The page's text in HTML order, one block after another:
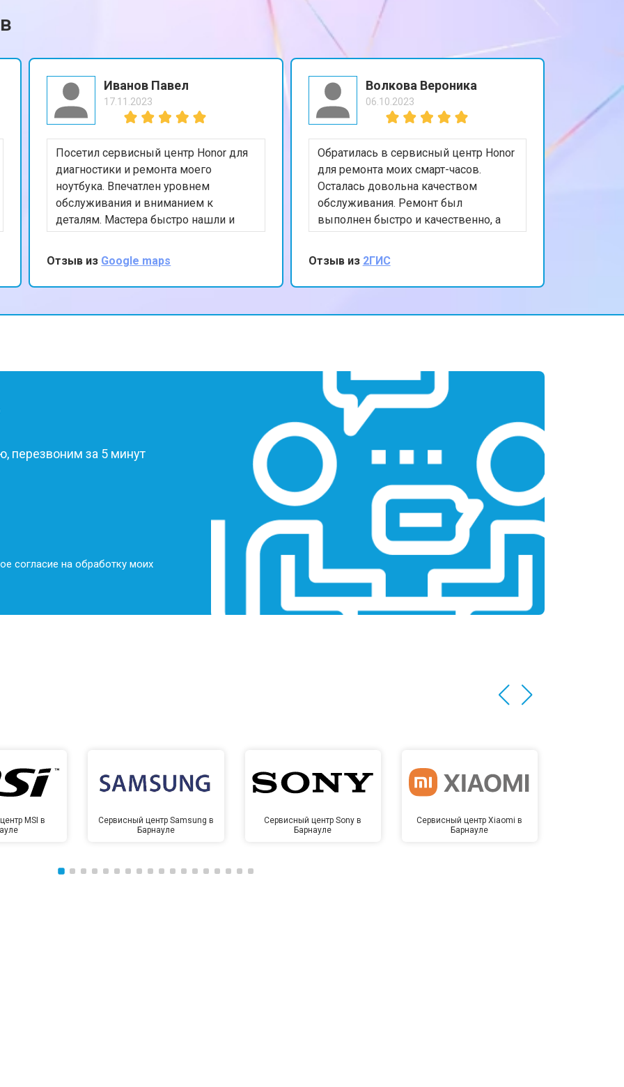
от 1750 ₽
от 60 мин от 2750 ₽ Заказать
от 60 мин от 1450 ₽ Заказать
Иванов Павел
17.11.2023
Посетил сервисный центр Honor для
диагностики и ремонта моего
ноутбука. Впечатлен уровнем
обслуживания и вниманием к
деталям. Мастера быстро нашли и
устранили проблему, а также
предоставили полезные советы по
уходу за устройством. Ценю ваш
профессионализм и рекомендую
Отзыв из Google maps
Волкова Вероника
06.10.2023
Обратилась в сервисный центр Honor
для ремонта моих смарт-часов.
Осталась довольна качеством
обслуживания. Ремонт был
выполнен быстро и качественно, а
персонал был очень вежлив и
отзывчив. Спасибо за вашу помощь и
внимание к клиентам!
Отзыв из 2ГИС
перезвоним за 5 минут
согласие на обработку моих
MSI в
Сервисный центр Samsung в
Барнауле
Сервисный центр Sony в
Барнауле
Сервисный центр Xiaomi в
Барнауле